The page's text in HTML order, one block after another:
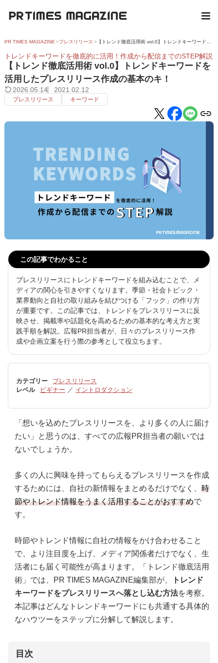
PR TIMES MAGAZINE プレスリリース
トレンドキーワードを徹底的に活用！作成から配信までのSTEP解説
【トレンド徹底活用術 vol.0】トレンドキーワードを
活用したプレスリリース作成の基本のキ！
2026.05.14 2021.02.12
プレスリリース キーワード
この記事でわかること
プレスリリースにトレンドキーワードを組み込むことで、メ
ディアの関心を引きやすくなります。季節・社会トピック・
業界動向と自社の取り組みを結びつける「フック」の作り方
が重要です。この記事では、トレンドをプレスリリースに反
映させ、掲載率や話題化を高めるための基本的な考え方と実
践手順を解説。広報PR担当者が、日々のプレスリリース作
成や企画立案を行う際の参考として役立ちます。
カテゴリー
プレスリリース
レベル
ビギナー ／ イントロダクション
「想いを込めたプレスリリースを、より多くの人に届け
たい」と思うのは、すべての広報PR担当者の願いでは
ないでしょうか。
多くの人に興味を持ってもらえるプレスリリースを作成
するためには、自社の新情報をまとめるだけでなく、 時
節やトレンド情報をうまく活用することがおすすめで
す。
時節やトレンド情報に自社の情報をかけ合わせること
で、より注目度を上げ、メディア関係者だけでなく、生
活者にも届く可能性が高まります。「トレンド徹底活用
術」では、PR TIMES MAGAZINE編集部が、
トレンド
キーワードをプレスリリースへ落とし込む方法を考察。
本記事はどんなトレンドキーワードにも共通する具体的
なハウツーをステップに分解して解説します。
目次